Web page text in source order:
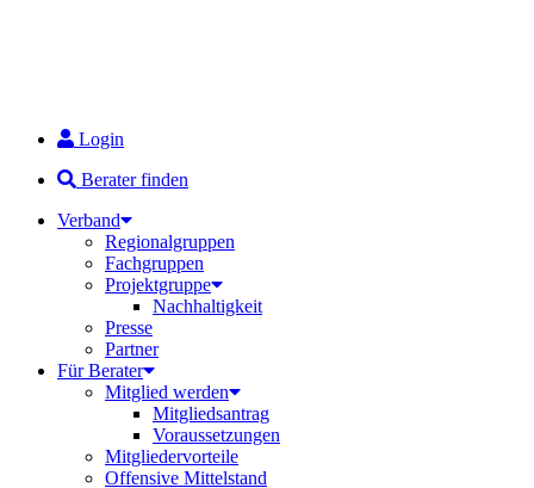
Login
Berater finden
Verband
Regionalgruppen
Fachgruppen
Projektgruppe
Nachhaltigkeit
Presse
Partner
Für Berater
Mitglied werden
Mitgliedsantrag
Voraussetzungen
Mitgliedervorteile
Offensive Mittelstand